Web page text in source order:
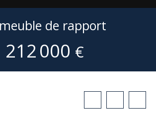
de rapport
212 000 €